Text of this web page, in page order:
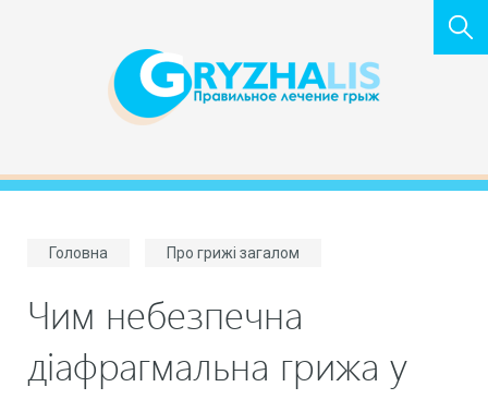
Головна Про грижі загалом
Чим небезпечна
діафрагмальна грижа у